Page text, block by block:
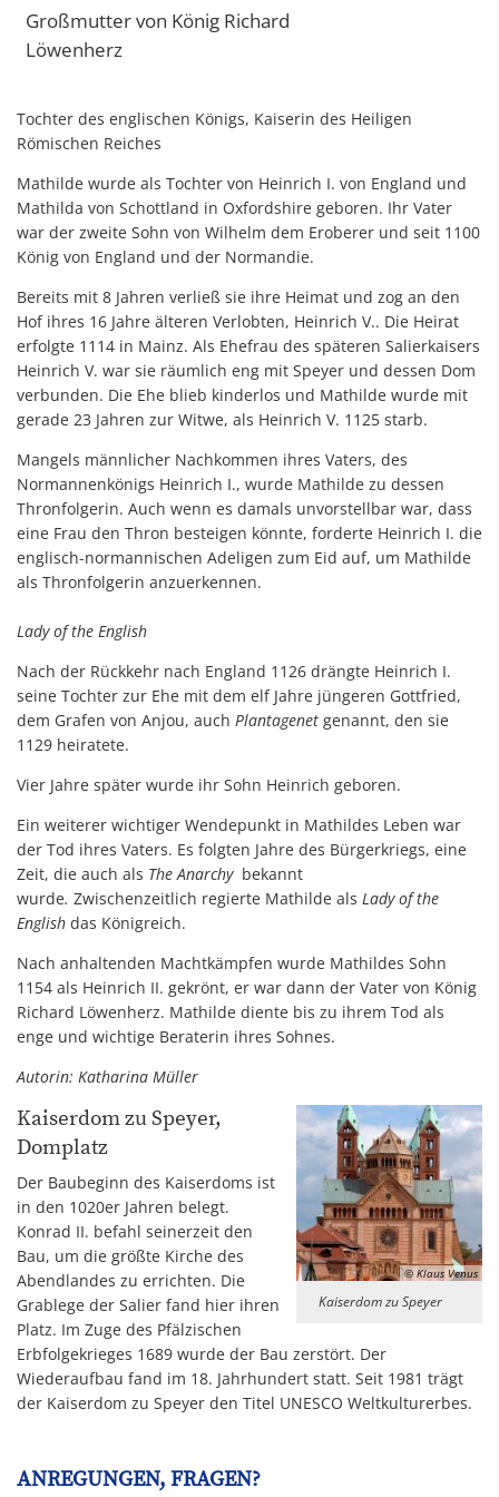
Großmutter von König Richard
Löwenherz
Tochter des englischen Königs, Kaiserin des Heiligen
Römischen Reiches
Mathilde wurde als Tochter von Heinrich I. von England und
Mathilda von Schottland in Oxfordshire geboren. Ihr Vater
war der zweite Sohn von Wilhelm dem Eroberer und seit 1100
König von England und der Normandie.
Bereits mit 8 Jahren verließ sie ihre Heimat und zog an den
Hof ihres 16 Jahre älteren Verlobten, Heinrich V.. Die Heirat
erfolgte 1114 in Mainz. Als Ehefrau des späteren Salierkaisers
Heinrich V. war sie räumlich eng mit Speyer und dessen Dom
verbunden. Die Ehe blieb kinderlos und Mathilde wurde mit
gerade 23 Jahren zur Witwe, als Heinrich V. 1125 starb.
Mangels männlicher Nachkommen ihres Vaters, des
Normannenkönigs Heinrich I., wurde Mathilde zu dessen
Thronfolgerin. Auch wenn es damals unvorstellbar war, dass
eine Frau den Thron besteigen könnte, forderte Heinrich I. die
englisch-normannischen Adeligen zum Eid auf, um Mathilde
als Thronfolgerin anzuerkennen.
Lady of the English
Nach der Rückkehr nach England 1126 drängte Heinrich I.
seine Tochter zur Ehe mit dem elf Jahre jüngeren Gottfried,
dem Grafen von Anjou, auch Plantagenet genannt, den sie
1129 heiratete.
Vier Jahre später wurde ihr Sohn Heinrich geboren.
Ein weiterer wichtiger Wendepunkt in Mathildes Leben war
der Tod ihres Vaters. Es folgten Jahre des Bürgerkriegs, eine
Zeit, die auch als The Anarchybekannt
wurde. Zwischenzeitlich regierte Mathilde als Lady of the
English das Königreich.
Nach anhaltenden Machtkämpfen wurde Mathildes Sohn
1154 als Heinrich II. gekrönt, er war dann der Vater von König
Richard Löwenherz. Mathilde diente bis zu ihrem Tod als
enge und wichtige Beraterin ihres Sohnes.
Autorin: Katharina Müller
© Klaus Venus
Kaiserdom zu Speyer
Kaiserdom zu Speyer,
Domplatz
Der Baubeginn des Kaiserdoms ist
in den 1020er Jahren belegt.
Konrad II. befahl seinerzeit den
Bau, um die größte Kirche des
Abendlandes zu errichten. Die
Grablege der Salier fand hier ihren
Platz. Im Zuge des Pfälzischen
Erbfolgekrieges 1689 wurde der Bau zerstört. Der
Wiederaufbau fand im 18. Jahrhundert statt. Seit 1981 trägt
der Kaiserdom zu Speyer den Titel UNESCO Weltkulturerbes.
ANREGUNGEN, FRAGEN?